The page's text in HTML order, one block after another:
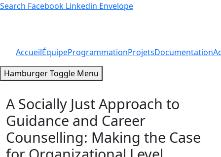
Search Facebook Linkedin Envelope
AccueilÉquipeProgrammationProjetsDocumentation
Hamburger Toggle Menu
A Socially Just Approach to
Guidance and Career
Counselling: Making the Case